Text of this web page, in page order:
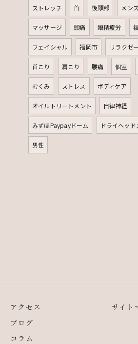
ストレッチ 首 後頭部 メン
マッサージ 頭痛 眼精疲労
フェイシャル 福岡市 リラクゼ
首こり 肩こり 腰痛 個室
むくみ ストレス ボディケア
オイルトリートメント 自律神経
みずほPaypayドーム ドライヘッド
男性
アクセス
ブログ
コラム
サイト